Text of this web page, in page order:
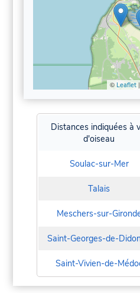
© Leaflet|
Distances indiquées à
d'oiseau
Soulac-sur-Mer
Talais
Meschers-sur-
Saint-Georges-de-
Saint-Vivien-de-